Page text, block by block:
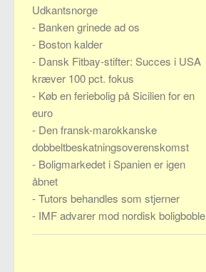
Udkantsnorge
- Banken grinede ad os
- Boston kalder
- Dansk Fitbay-stifter: Succes i USA
kræver 100 pct. fokus
- Køb en feriebolig på Sicilien for en
euro
- Den fransk-marokkanske
dobbeltbeskatningsoverenskomst
- Boligmarkedet i Spanien er igen
åbnet
-Tutors behandles som stjerner
- IMF advarer mod nordisk boligboble